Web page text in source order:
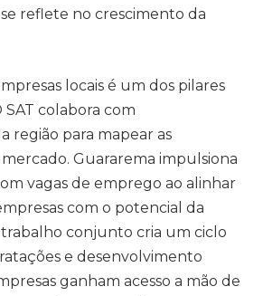
reflete no crescimento da
locais é um dos pilares
SAT colabora com
região para mapear as
Guararema impulsiona
vagas de emprego ao alinhar
com o potencial da
trabalho conjunto cria um ciclo
e desenvolvimento
ganham acesso a mão de